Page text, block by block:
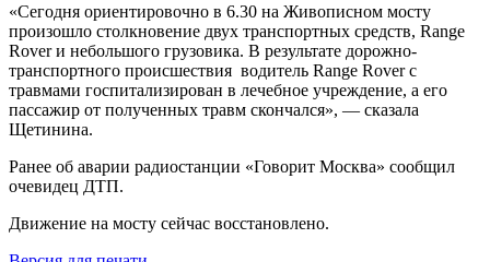
«Сегодня ориентировочно в 6.30 на Живописном мосту
произошло столкновение двух транспортных средств, Range
Rover и небольшого грузовика. В результате дорожно-
транспортного происшествия водитель Range Rover с
травмами госпитализирован в лечебное учреждение, а его
пассажир от полученных травм скончался», — сказала
Щетинина.
Ранее об аварии радиостанции «Говорит Москва» сообщил
очевидец ДТП.
Движение на мосту сейчас восстановлено.